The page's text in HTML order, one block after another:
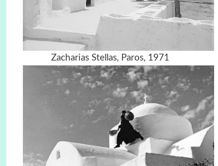
Zacharias Stellas, Paros, 1971